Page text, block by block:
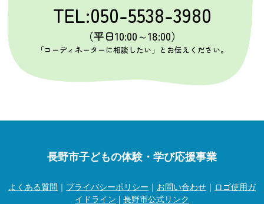
TEL:050-5538-3980
（平日10:00～18:00）
「コーディネーターに相談したい」とお伝えください。
長野市子どもの体験・学び応援事業
よくある質問 ｜ プライバシーポリシー ｜ お問い合わせ ｜ ロゴ使用ガ
イドライン | 長野市公式リンク